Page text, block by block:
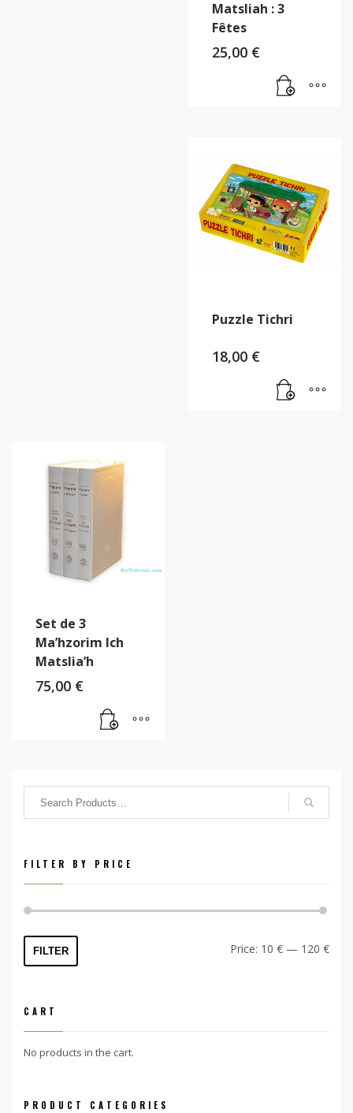
Matsliah : 3
Fêtes
25,00 €
Puzzle Tichri
18,00 €
Set de 3
Ma’hzorim Ich
Matslia’h
75,00 €
FILTER BY PRICE
Min
Max
FILTER Price: 10 € — 120 €
CART
No products in the cart.
PRODUCT CATEGORIES